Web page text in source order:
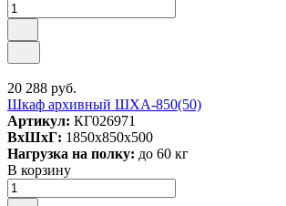
20 288 руб.
Шкаф архивный ШХА-850(50)
Артикул: КГ026971
ВxШxГ: 1850x850x500
Нагрузка на полку: до 60 кг
В корзину